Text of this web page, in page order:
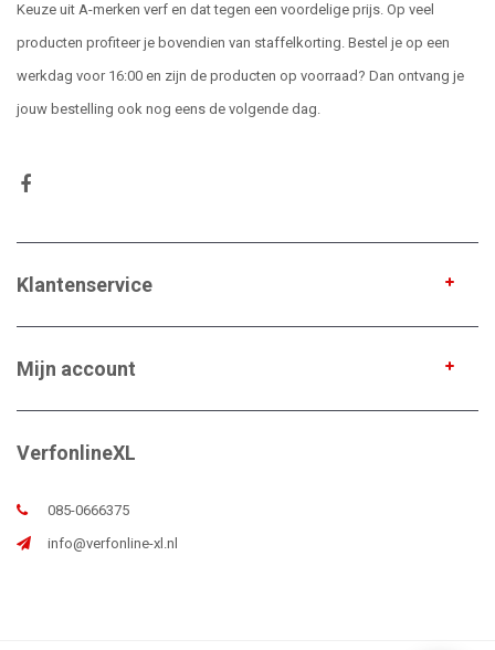
Keuze uit A-merken verf en dat tegen een voordelige prijs. Op veel
producten profiteer je bovendien van staffelkorting. Bestel je op een
werkdag voor 16:00 en zijn de producten op voorraad? Dan ontvang je
jouw bestelling ook nog eens de volgende dag.
Klantenservice
Mijn account
VerfonlineXL
085-0666375
info@verfonline-xl.nl